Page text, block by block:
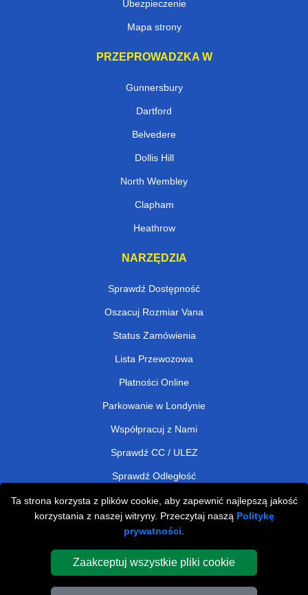
Ta strona korzysta z plików cookie, aby zapewnić najlepszą jakość
korzystania z naszej witryny. Przeczytaj naszą Politykę
prywatności
Zaakceptuj wszystkie pliki cookie
Ubezpieczenie
Mapa strony
PRZEPROWADZKA W
Gunnersbury
Dartford
Belvedere
Dollis Hill
North Wembley
Clapham
Heathrow
NARZĘDZIA
Sprawdź Dostępność
Oszacuj Rozmiar Vana
Status Zamówienia
Lista Przewozowa
Płatności Online
Parkowanie w Londynie
Współpracuj z Nami
Sprawdź CC / ULEZ
Sprawdź Odległość
Man and Van Removals